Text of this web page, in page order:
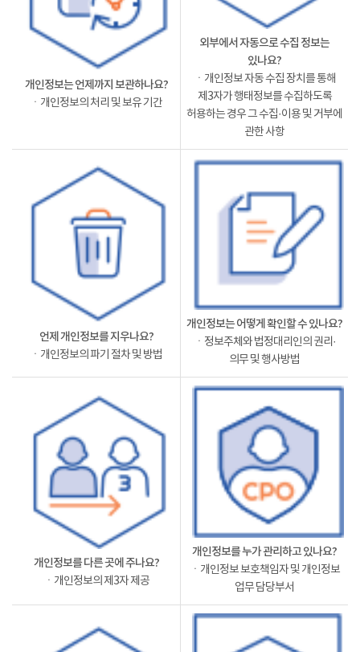
개인정보는 언제까지 보관하나요?
ㆍ개인정보의 처리 및 보유 기간
외부에서 자동으로 수집 정보는
있나요?
ㆍ개인정보 자동 수집 장치를 통해
제3자가 행태정보를 수집하도록
허용하는 경우 그 수집·이용 및 거부에
관한 사항
언제 개인정보를 지우나요?
ㆍ개인정보의 파기 절차 및 방법
개인정보는 어떻게 확인할 수 있나요?
ㆍ정보주체와 법정대리인의 권리·
의무 및 행사방법
개인정보를 다른 곳에 주나요?
ㆍ개인정보의 제3자 제공
개인정보를 누가 관리하고 있나요?
ㆍ개인정보 보호책임자 및 개인정보
업무 담당부서